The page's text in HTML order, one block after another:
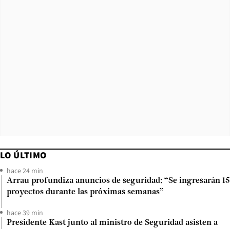
LO ÚLTIMO
hace 24 min
Arrau profundiza anuncios de seguridad: “Se ingresarán 15
proyectos durante las próximas semanas”
hace 39 min
Presidente Kast junto al ministro de Seguridad asisten a